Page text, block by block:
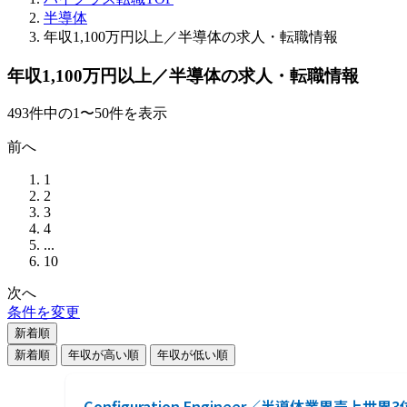
半導体
年収1,100万円以上／半導体の求人・転職情報
年収1,100万円以上／半導体の求人・転職情報
493件中の1〜50件を表示
前へ
1
2
3
4
...
10
次へ
条件を変更
新着順
新着順
年収が高い順 年収が低い順